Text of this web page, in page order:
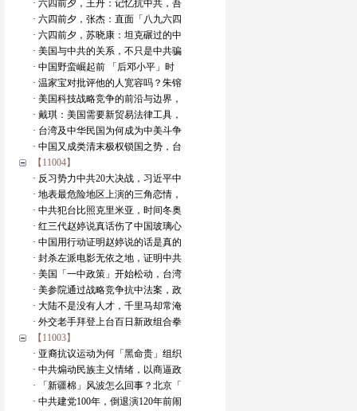
· 六四前夕，王丹：记忆抗中共，吾
· 六四前夕，张杰：直面「八九六四
· 六四前夕，苏晓康：坦克碾过的中
· 美国与中共的关系，不只是中共骗
· 中国野蛮崛起前 「后邓小平」时
· 温家宝对批评他的人宽容吗？朱镕
· 美国科技战略竞争的前沿与边界，
· 戴琪：美国需要新贸易法律工具，
· 台湾及中华民国为何成为中美斗争
· 中国又成类清末极权锁国之势，台
【11004】
· 反习势力中共20大决战，习近平中
· 地表最危险地区上演的三角恋情，
· 中共犯台比照克里米亚，时间冬奥
· 红三代赵婷说真话伤了中国玻璃心
· 中国用行动证明赵婷说的话是真的
· 封杀左派电影无依之地，证明中共
· 美国「一中政策」开始松动，台湾
· 美参院通过战略竞争抗中法案，政
· 大陆不是没有人才，千里马却常淹
· 外交老手拜登上台百日新政组合拳
【11003】
· 亚裔抗议运动为何「黑命贵」组织
· 中共煽动民族主义情绪，以商逼政
· 「新疆棉」风波怎么回事？北京「
· 中共建党100年，倒退演120年前闹